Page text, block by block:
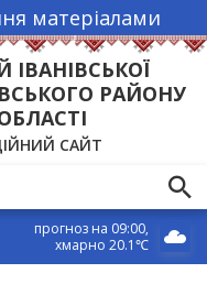
матеріалами
РАЙОНУ
САЙТ
прогноз на 09:00
хмарно 20.1℃